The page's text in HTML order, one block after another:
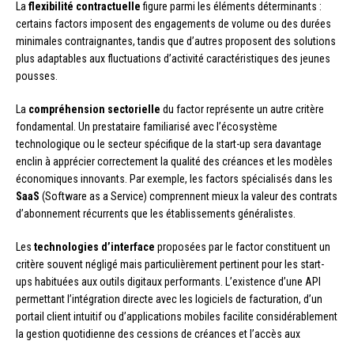
La flexibilité contractuellefigure parmi les éléments déterminants :
certains factors imposent des engagements de volume ou des durées
minimales contraignantes, tandis que d’autres proposent des solutions
plus adaptables aux fluctuations d’activité caractéristiques des jeunes
pousses.
La compréhension sectorielle du factor représente un autre critère
fondamental. Un prestataire familiarisé avec l’écosystème
technologique ou le secteur spécifique de la start-up sera davantage
enclin à apprécier correctement la qualité des créances et les modèles
économiques innovants. Par exemple, les factors spécialisés dans les
SaaS (Software as a Service) comprennent mieux la valeur des contrats
d’abonnement récurrents que les établissements généralistes.
Les technologies d’interface proposées par le factor constituent un
critère souvent négligé mais particulièrement pertinent pour les start-
ups habituées aux outils digitaux performants. L’existence d’une API
permettant l’intégration directe avec les logiciels de facturation, d’un
portail client intuitif ou d’applications mobiles facilite considérablement
la gestion quotidienne des cessions de créances et l’accès aux